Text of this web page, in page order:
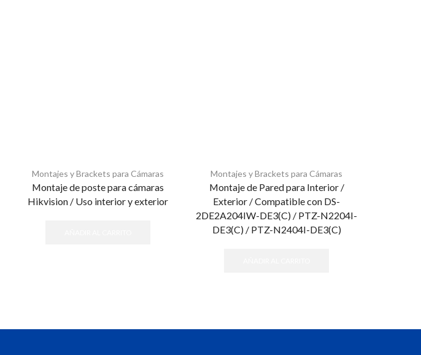
Montajes y Brackets para Cámaras
Montaje de poste para cámaras
Hikvision / Uso interior y exterior
Montajes y Brackets para Cámaras
Montaje de Pared para Interior /
Exterior / Compatible con DS-
2DE2A204IW-DE3(C) / PTZ-N2204I-
DE3(C) / PTZ-N2404I-DE3(C)